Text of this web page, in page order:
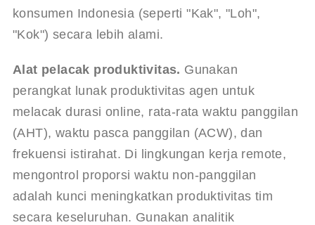
konsumen Indonesia (seperti "Kak", "Loh",
"Kok") secara lebih alami.
Alat pelacak produktivitas. Gunakan
perangkat lunak produktivitas agen untuk
melacak durasi online, rata-rata waktu panggilan
(AHT), waktu pasca panggilan (ACW), dan
frekuensi istirahat. Di lingkungan kerja remote,
mengontrol proporsi waktu non-panggilan
adalah kunci meningkatkan produktivitas tim
secara keseluruhan. Gunakan analitik